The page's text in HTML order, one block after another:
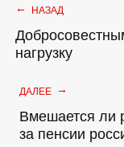
← НАЗАД
нагрузку
ДАЛЕЕ →
Вмешается ли
за пенсии